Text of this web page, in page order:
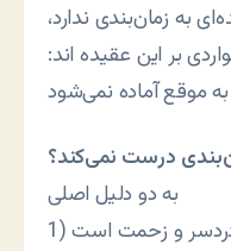
به زمان‌بندی ندارد،
بر این عقیده اند:
درست نمی‌کند؟
به دو دلیل اصلی